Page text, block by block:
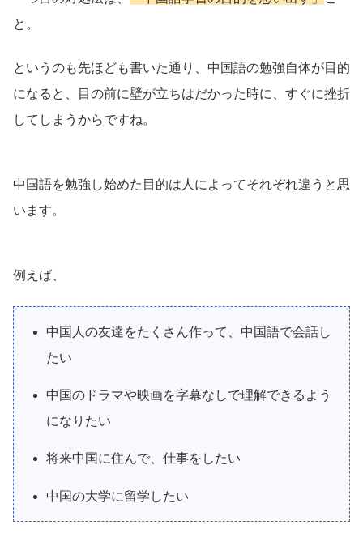
と。
というのも先ほども書いた通り、中国語の勉強自体が目的
になると、目の前に壁が立ちはだかった時に、すぐに挫折
してしまうからですね。
中国語を勉強し始めた目的は人によってそれぞれ違うと思
います。
例えば、
中国人の友達をたくさん作って、中国語で会話し
たい
中国のドラマや映画を字幕なしで理解できるよう
になりたい
将来中国に住んで、仕事をしたい
中国の大学に留学したい